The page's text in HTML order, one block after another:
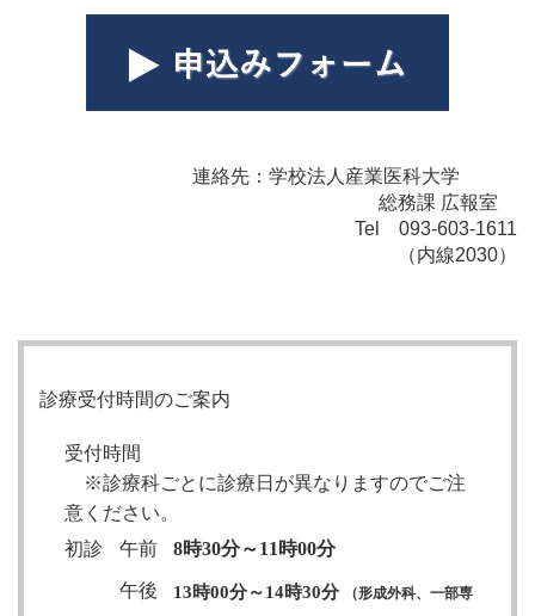
診療受付時間のご案内
受付時間
※診療科ごとに診療日が異なりますのでご注
意ください。
初診
午前 8時30分～11時00分
午後 13時00分～14時30分
（形成外科、一部専
連絡先：学校法人産業医科大学
総務課 広報室
Tel 093-603-1611
（内線2030）